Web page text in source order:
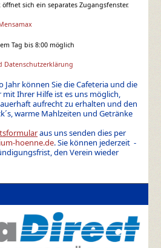
sich ein separates Zugangsfenster.
Tag bis 8:00 möglich
Datenschutzerklärung
Jahr können Sie die Cafeteria und die
Ihrer Hilfe ist es uns möglich,
aufrecht zu erhalten und den
warme Mahlzeiten und Getränke
aus uns senden dies per
hoenne.de. Sie können jederzeit -
den Verein wieder